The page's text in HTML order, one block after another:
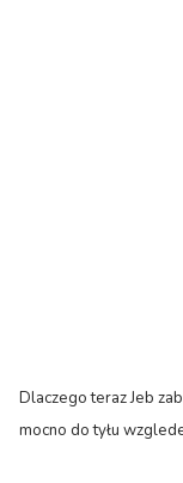
Dlaczego teraz Jeb
mocno do tyłu